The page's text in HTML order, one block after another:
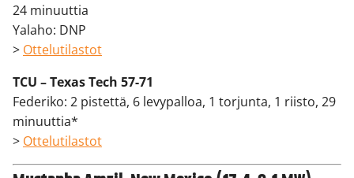
24 minuuttia
Yalaho: DNP
> Ottelutilastot
TCU – Texas Tech 57-71
Federiko: 2 pistettä, 6 levypalloa, 1 torjunta, 1 riisto, 29
minuuttia*
> Ottelutilastot